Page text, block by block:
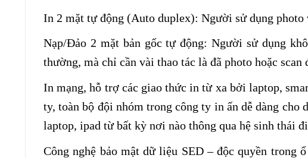
In 2 mặt tự động (Auto duplex): Người sử dụng photo
Nạp/Đảo 2 mặt bản gốc tự động: Người sử dụng
thường, mà chỉ cần vài thao tác là đã photo hoặc
In mạng, hỗ trợ các giao thức in từ xa bởi laptop,
ty, toàn bộ đội nhóm trong công ty in ấn dễ dàng cho
laptop, ipad từ bất kỳ nơi nào thông qua hệ sinh thái
Công nghệ bảo mật dữ liệu SED – độc quyền trong